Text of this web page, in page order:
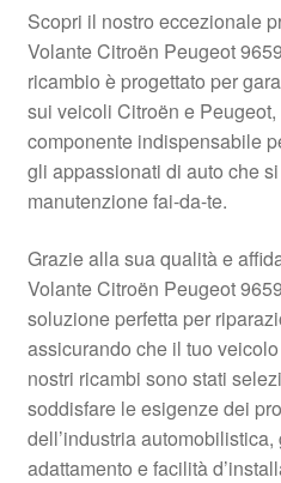
Il mio account
Pagamenti
Politica sulla riservatezza
Procedura di Reclamo
Registratore di cassa
Rimostranza
Spedizione in tutto il mondo
Termini e condizioni
Scopri il nostro eccezionale
Volante Citroën Peugeot
ricambio è progettato per
sui veicoli Citroën e
componente indispensabile
gli appassionati di auto che
manutenzione fai-da-te.
Grazie alla sua qualità e
Volante Citroën Peugeot
soluzione perfetta per
assicurando che il tuo
nostri ricambi sono stati
soddisfare le esigenze dei
dell’industria
adattamento e facilità